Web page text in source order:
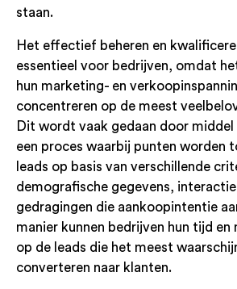
staan.
Het effectief beheren en
essentieel voor bedrijven, omdat
hun marketing- en
concentreren op de meest
Dit wordt vaak gedaan door middel
een proces waarbij punten worden
leads op basis van verschillende
demografische gegevens,
gedragingen die aankoopintentie
manier kunnen bedrijven hun tijd en
op de leads die het meest
converteren naar klanten.